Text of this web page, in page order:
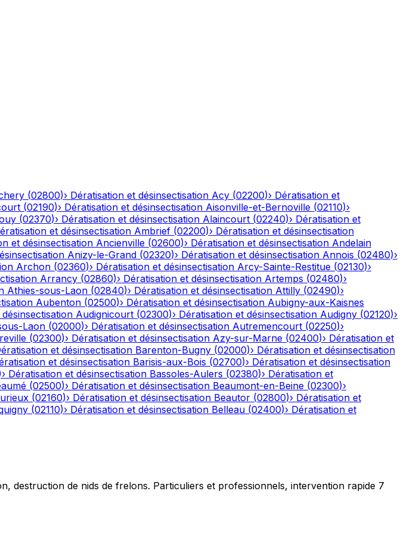
(02800)› Dératisation et désinsectisation Acy (02200)› Dératisation et
(02190)› Dératisation et désinsectisation Aisonville-et-Bernoville (02110)›
(02370)› Dératisation et désinsectisation Alaincourt (02240)› Dératisation et
et désinsectisation Ambrief (02200)› Dératisation et désinsectisation
et désinsectisation Ancienville (02600)› Dératisation et désinsectisation Andelain
Anizy-le-Grand (02320)› Dératisation et désinsectisation Annois (02480)›
Archon (02360)› Dératisation et désinsectisation Arcy-Sainte-Restitue (02130)›
Arrancy (02860)› Dératisation et désinsectisation Artemps (02480)›
Athies-sous-Laon (02840)› Dératisation et désinsectisation Attilly (02490)›
Aubenton (02500)› Dératisation et désinsectisation Aubigny-aux-Kaisnes
Audignicourt (02300)› Dératisation et désinsectisation Audigny (02120)›
Laon (02000)› Dératisation et désinsectisation Autremencourt (02250)›
(02300)› Dératisation et désinsectisation Azy-sur-Marne (02400)› Dératisation et
et désinsectisation Barenton-Bugny (02000)› Dératisation et désinsectisation
et désinsectisation Barisis-aux-Bois (02700)› Dératisation et désinsectisation
› Dératisation et désinsectisation Bassoles-Aulers (02380)› Dératisation et
(02500)› Dératisation et désinsectisation Beaumont-en-Beine (02300)›
(02160)› Dératisation et désinsectisation Beautor (02800)› Dératisation et
(02110)› Dératisation et désinsectisation Belleau (02400)› Dératisation et
destruction de nids de frelons. Particuliers et professionnels, intervention rapide 7